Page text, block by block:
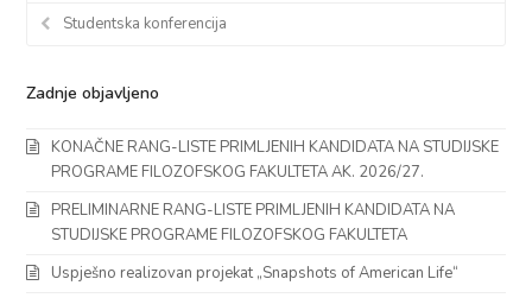
Studentska konferencija
Zadnje objavljeno
KONAČNE RANG-LISTE PRIMLJENIH KANDIDATA NA STUDIJSKE
PROGRAME FILOZOFSKOG FAKULTETA AK. 2026/27.
PRELIMINARNE RANG-LISTE PRIMLJENIH KANDIDATA NA
STUDIJSKE PROGRAME FILOZOFSKOG FAKULTETA
Uspješno realizovan projekat „Snapshots of American Life“